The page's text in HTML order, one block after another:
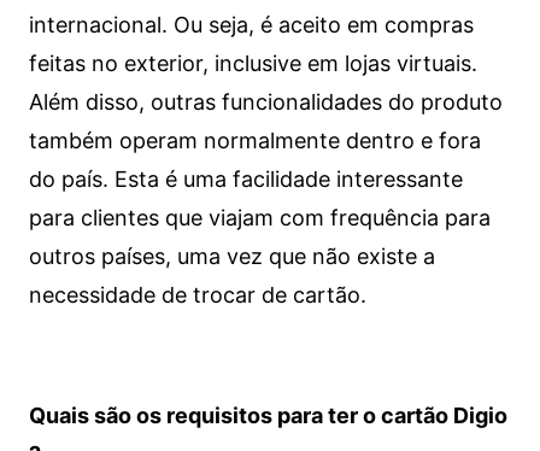
internacional. Ou seja, é aceito em compras
feitas no exterior, inclusive em lojas virtuais.
Além disso, outras funcionalidades do produto
também operam normalmente dentro e fora
do país. Esta é uma facilidade interessante
para clientes que viajam com frequência para
outros países, uma vez que não existe a
necessidade de trocar de cartão.
Quais são os requisitos para ter o cartão Digio